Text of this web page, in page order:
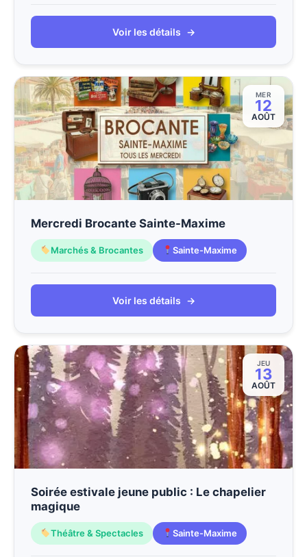
Voir les détails →
MER
12
AOÛT
Mercredi Brocante Sainte-Maxime
Marchés & Brocantes Sainte-Maxime
Voir les détails →
JEU
13
AOÛT
Soirée estivale jeune public : Le chapelier
magique
Théâtre & Spectacles Sainte-Maxime